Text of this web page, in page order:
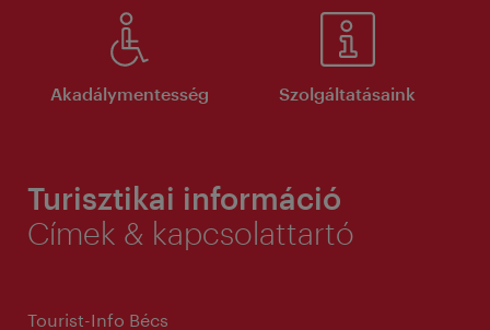
Akadálymentesség Szolgáltatásaink
Turisztikai információ
Címek & kapcsolattartó
Tourist-Info Bécs